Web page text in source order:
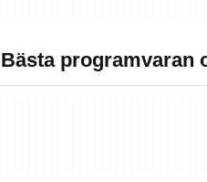
programvaran